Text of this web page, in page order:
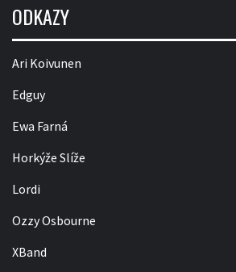
ODKAZY
Ari Koivunen
Edguy
Ewa Farná
Horkýže Slíže
Lordi
Ozzy Osbourne
XBand